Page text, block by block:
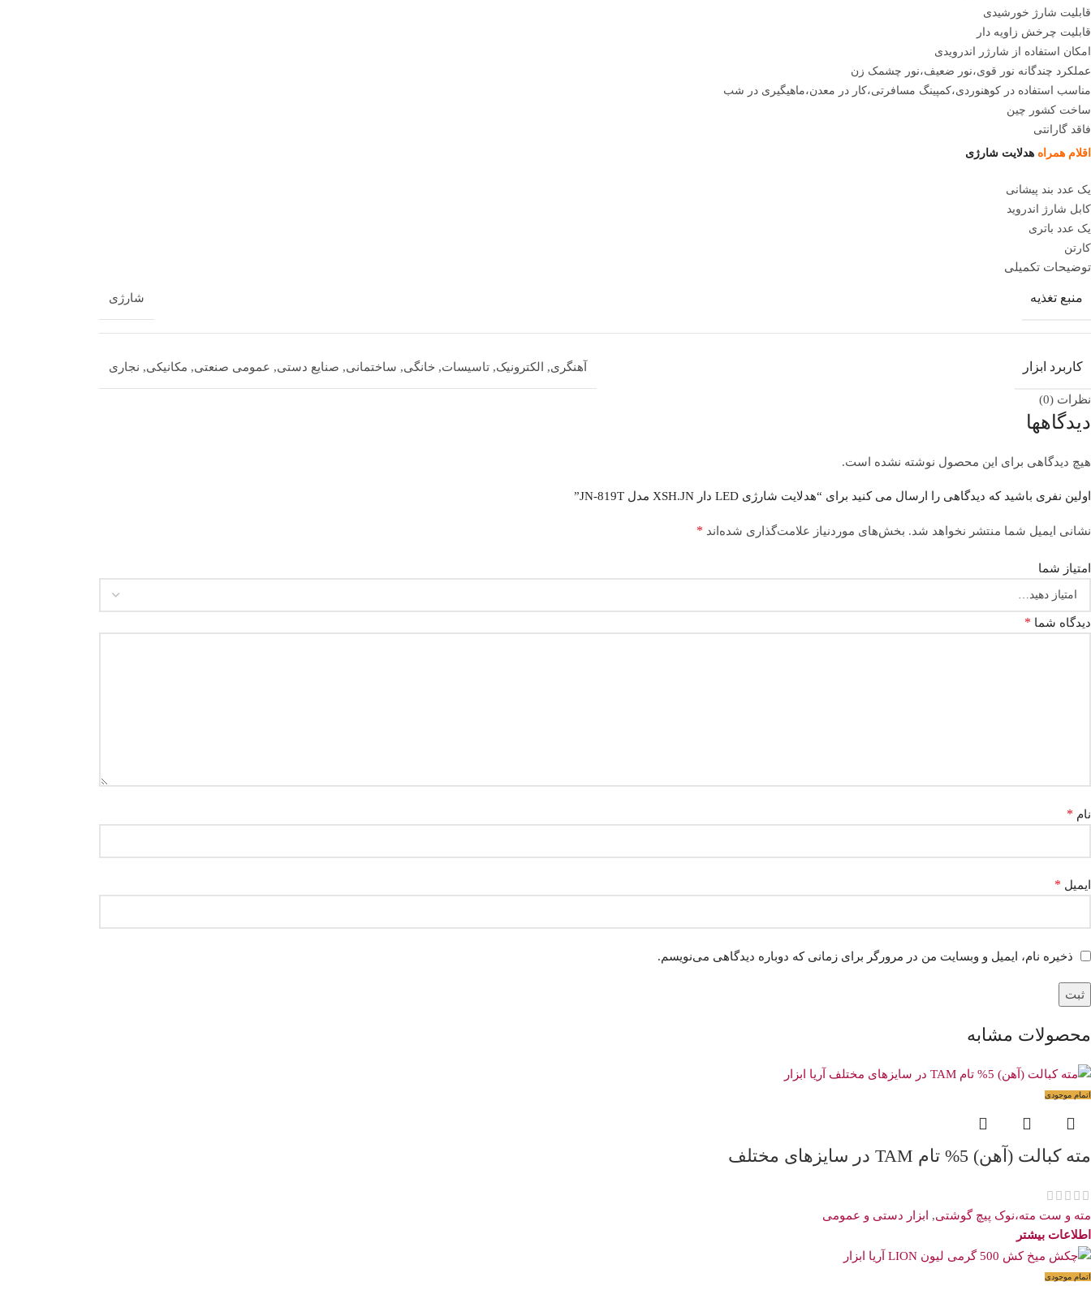
قابلیت شارژ خورشیدی
قابلیت چرخش زاویه دار
امکان استفاده از شارژر اندرویدی
عملکرد چندگانه نور قوی،نور ضعیف،نور چشمک زن
مناسب استفاده در کوهنوردی،کمپینگ مسافرتی،کار در معدن،ماهیگیری در شب
ساخت کشور چین
فاقد گارانتی
اقلام همراه هدلایت شارژی
یک عدد بند پیشانی
کابل شارژ اندروید
یک عدد باتری
کارتن
توضیحات تکمیلی
منبع تغذیه شارژی
کاربرد ابزار آهنگری, الکترونیک, تاسیسات, خانگی, ساختمانی, صنایع دستی, عمومی صنعتی, مکانیکی, نجاری
نظرات (0)
دیدگاهها
هیچ دیدگاهی برای این محصول نوشته نشده است.
اولین نفری باشید که دیدگاهی را ارسال می کنید برای “هدلایت شارژی LED دار XSH.JN مدل JN-819T”
نشانی ایمیل شما منتشر نخواهد شد. بخش‌های موردنیاز علامت‌گذاری شده‌اند *
امتیاز شما
دیدگاه شما *
نام *
ایمیل *
ذخیره نام، ایمیل و وبسایت من در مرورگر برای زمانی که دوباره دیدگاهی می‌نویسم.
محصولات مشابه
اتمام موجودی
مته کبالت (آهن) 5% تام TAM در سایزهای مختلف
مته و ست مته،نوک پیچ گوشتی,
ابزار دستی و عمومی
اطلاعات بیشتر
اتمام موجودی